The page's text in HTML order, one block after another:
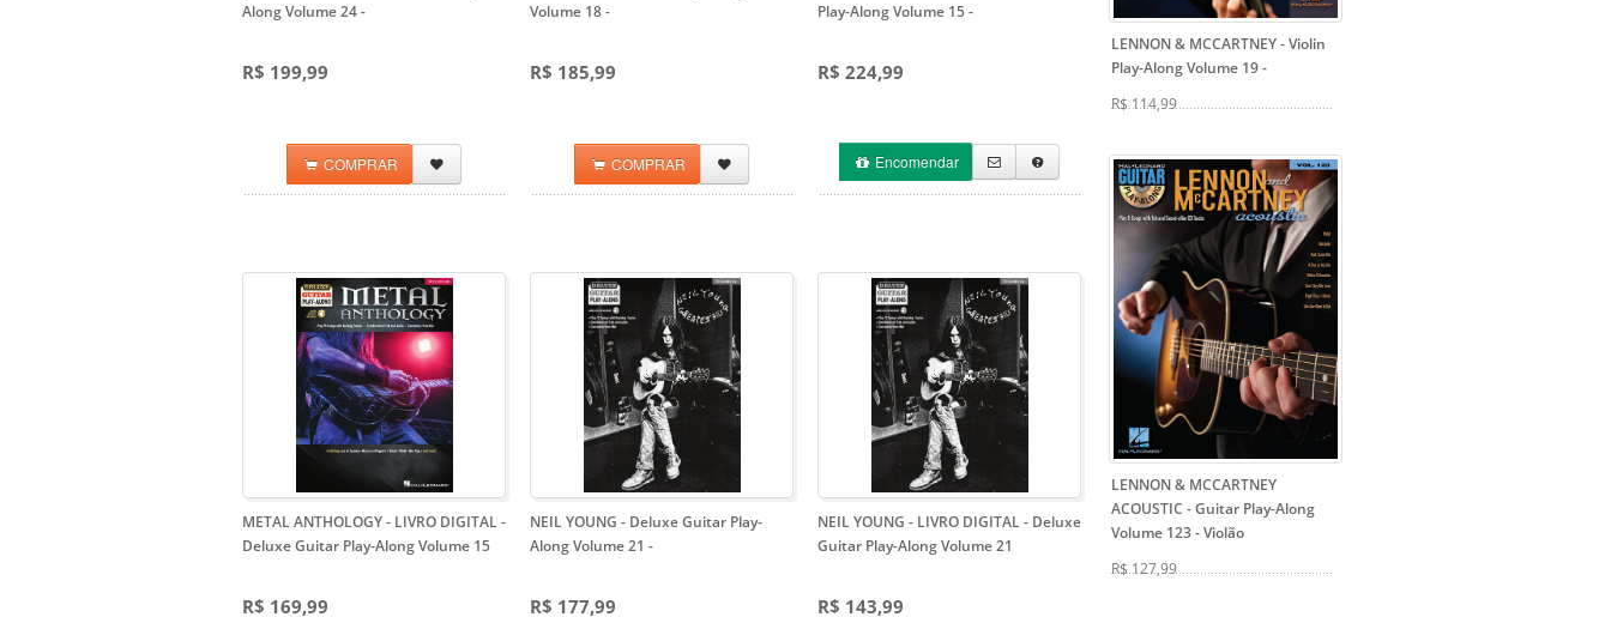
Along Volume 24-
R$ 199,99
COMPRAR
Volume 18-
R$ 185,99
COMPRAR
Play-Along Volume 15-
R$ 224,99
Encomendar
METAL ANTHOLOGY - LIVRO DIGITAL-
Deluxe Guitar Play-Along Volume 15
R$ 169,99
NEIL YOUNG - Deluxe Guitar Play-
Along Volume 21 -
R$ 177,99
NEIL YOUNG - LIVRO DIGITAL- Deluxe
Guitar Play-Along Volume 21
R$ 143,99
LENNON & MCCARTNEY - Violin
Play-Along Volume 19-
R$ 114,99
LENNON & MCCARTNEY
ACOUSTIC - Guitar Play-Along
Volume 123- Violão
R$ 127,99